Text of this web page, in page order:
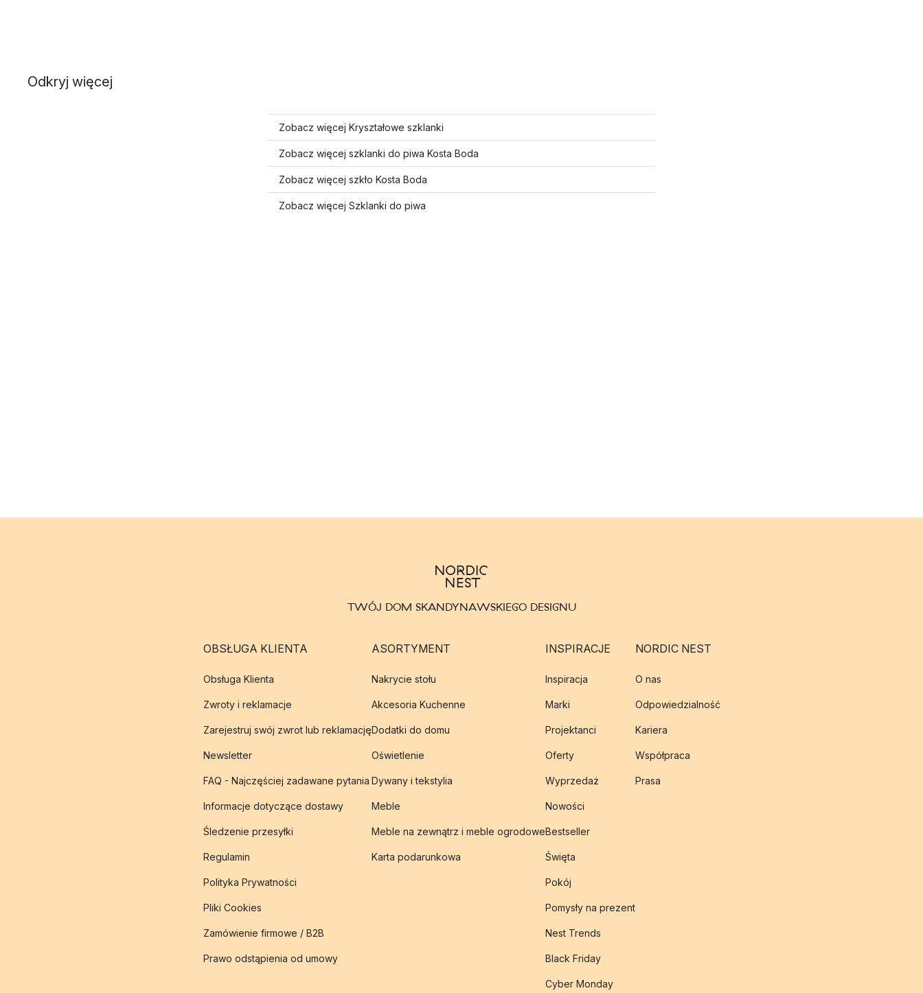
Odkryj więcej
Zobacz więcej Kryształowe szklanki
Zobacz więcej szklanki do piwa Kosta Boda
Zobacz więcej szkło Kosta Boda
Zobacz więcej Szklanki do piwa
TWÓJ DOM SKANDYNAWSKIEGO DESIGNU
OBSŁUGA KLIENTA
Obsługa Klienta
Zwroty i reklamacje
Zarejestruj swój zwrot lub reklamację
Newsletter
FAQ - Najczęściej zadawane pytania
Informacje dotyczące dostawy
Śledzenie przesyłki
Regulamin
Polityka Prywatności
Pliki Cookies
Zamówienie firmowe / B2B
Prawo odstąpienia od umowy
ASORTYMENT
Nakrycie stołu
Akcesoria Kuchenne
Dodatki do domu
Oświetlenie
Dywany i tekstylia
Meble
Meble na zewnątrz i meble ogrodowe
Karta podarunkowa
INSPIRACJE
Inspiracja
Marki
Projektanci
Oferty
Wyprzedaż
Nowości
Bestseller
Święta
Pokój
Pomysły na prezent
Nest Trends
Black Friday
Cyber Monday
NORDIC NEST
O nas
Odpowiedzialność
Kariera
Współpraca
Prasa